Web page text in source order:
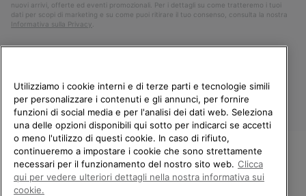
nuovi arrivi, offerte ed eventi promozionali. Per i dettagli su come tratteremo i tuoi
dati per scopi di marketing e su come puoi ritirare il tuo consenso, consulta la nostra
Informativa sulla Privacy
Italia
©2026Columbia Sportswear Company. Avenue des Morgines, 12 1213
Petit-Lancy Switzerland. Tutti i diritti riservati.
BENVENUTO/A IN SOREL.
SELEZIONA IL TUO PAESE DI
Utilizziamo i cookie interni e di terze parti e tecnologie simili
per personalizzare i contenuti e gli annunci, per fornire
funzioni di social media e per l'analisi dei dati web. Seleziona
una delle opzioni disponibili qui sotto per indicarci se accetti
o meno l'utilizzo di questi cookie. In caso di rifiuto,
continueremo a impostare i cookie che sono strettamente
necessari per il funzionamento del nostro sito web. Clicca
qui per vedere ulteriori dettagli nella nostra informativa sui
cookie.